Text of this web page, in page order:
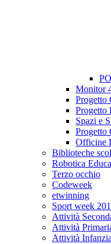
Monitor
Progetto
Progetto
Spazi e
Progetto
Officine
Biblioteche
Robotica
Terzo occhio
Codeweek
etwinning
Sport week
Attività
Attività
Attività